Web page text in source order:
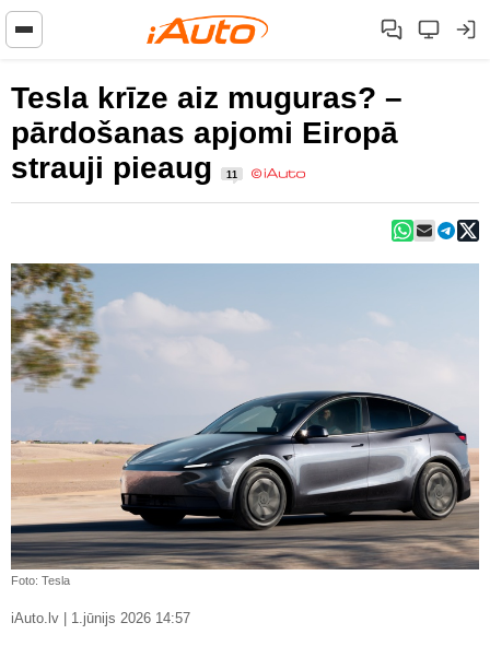
Tesla krīze aiz muguras? –
pārdošanas apjomi Eiropā
strauji pieaug
11
Foto: Tesla
iAuto.lv | 1.jūnijs 2026 14:57